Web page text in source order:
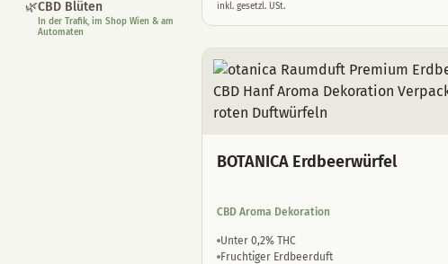
inkl. gesetzl. USt.
BOTANICA Erdbeerwürfel
CBD Aroma Dekoration
Unter 0,2% THC
Fruchtiger Erdbeerduft